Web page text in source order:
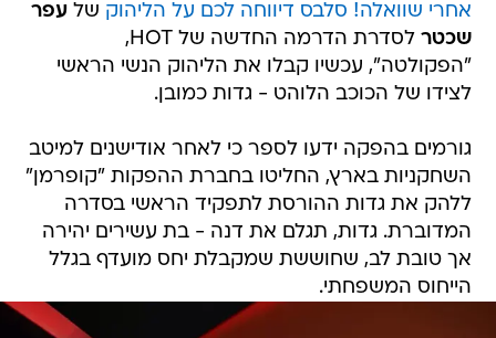
אחרי שוואלה! סלבס דיווחה לכם על הליהוק שלעפר
שכטר
לסדרת הדרמה החדשה של HOT,
"הפקולטה", עכשיו קבלו את הליהוק הנשי הראשי
לצידו של הכוכב הלוהט - גדות כמובן.
גורמים בהפקה ידעו לספר כי לאחר אודישנים למיטב
השחקניות בארץ, החליטו בחברת ההפקות "קופרמן"
ללהק את גדות ההורסת לתפקיד הראשי בסדרה
המדוברת. גדות, תגלם את דנה - בת עשירים יהירה
אך טובת לב, שחוששת שמקבלת יחס מועדף בגלל
הייחוס המשפחתי.